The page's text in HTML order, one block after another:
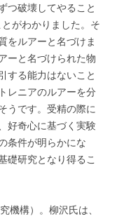
つ破壊してやること
がわかりました。そ
をルアーと名づけま
ーと名づけられた物
する能力はないこと
レニアのルアーを分
うです。受精の際に
好奇心に基づく実験
条件が明らかにな
礎研究となり得るこ
機構）。柳沢氏は、